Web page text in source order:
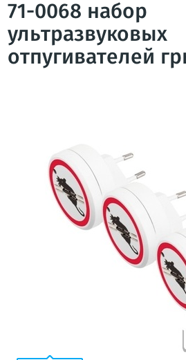
71-0068 набор
ультразвуковых
отпугивателей